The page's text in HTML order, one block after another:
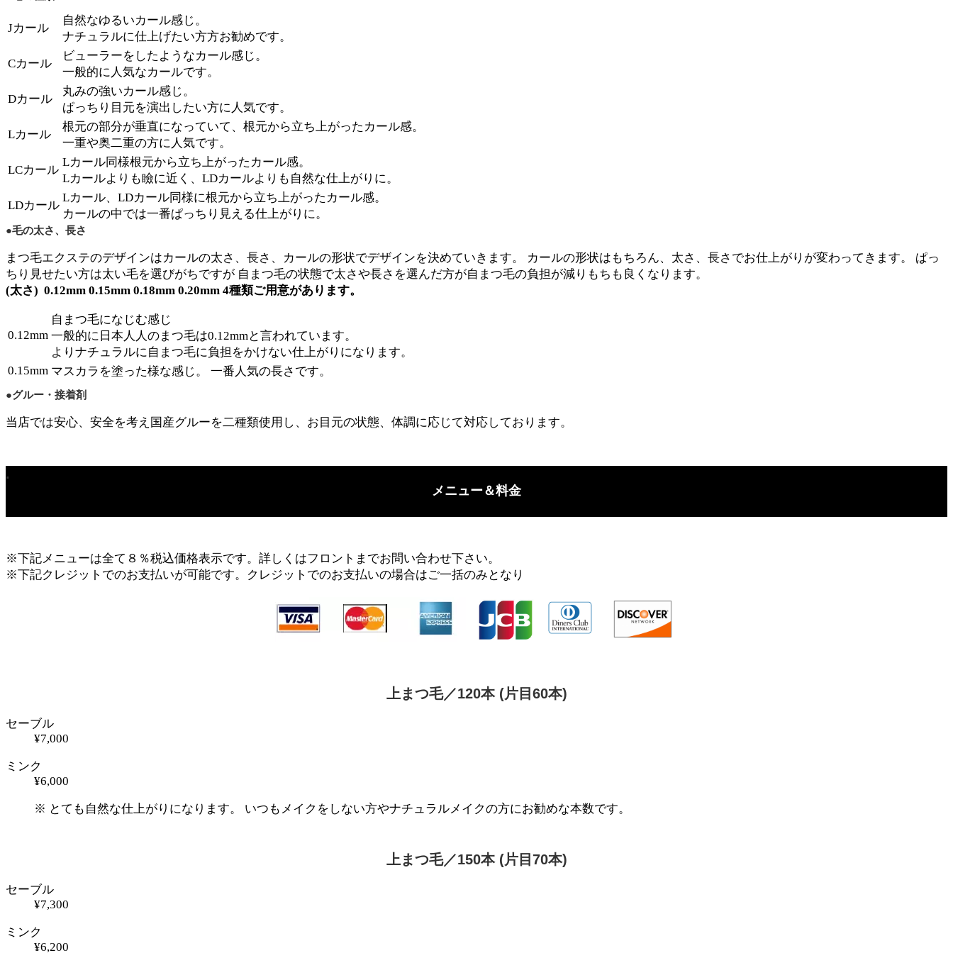
Jカール
自然なゆるいカール感じ。
ナチュラルに仕上げたい⽅方お勧めです。
Cカール
ビューラーをしたようなカール感じ。
一般的に人気なカールです。
Dカール
丸みの強いカール感じ。
ぱっちり目元を演出したい方に人気です。
Lカール
根元の部分が垂直になっていて、根元から立ち上がったカール感。
一重や奥二重の方に人気です。
LCカール
Lカール同様根元から立ち上がったカール感。
Lカールよりも瞼に近く、LDカールよりも自然な仕上がりに。
LDカール
Lカール、LDカール同様に根元から立ち上がったカール感。
カールの中では一番ぱっちり見える仕上がりに。
●毛の太さ、長さ
まつ⽑エクステのデザインはカールの太さ、長さ、カールの形状でデザインを決めていきます。 カールの形状はもちろん、太さ、⾧さでお仕上がりが変わってきます。 ぱっ
ちり⾒せたい方は太い⽑を選びがちですが ⾃まつ毛の状態で太さや長さを選んだ方が自まつ毛の負担が減りもちも良くなります。
(太さ) 0.12mm 0.15mm 0.18mm 0.20mm 4種類ご用意があります。
0.12mm
自まつ毛になじむ感じ
一般的に日本⼈人のまつ⽑は0.12mmと言われています。
よりナチュラルに自まつ毛に負担をかけない仕上がりになります。
0.15mm マスカラを塗った様な感じ。 一番人気の長さです。
●グルー・接着剤
当店では安⼼、安全を考え国産グルーを二種類使用し、お⽬元の状態、体調に応じて対応しております。
.
メニュー＆料金
※下記メニューは全て８％税込価格表示です。詳しくはフロントまでお問い合わせ下さい。
※下記クレジットでのお支払いが可能です。クレジットでのお支払いの場合はご一括のみとなり
上まつ⽑／120本 (⽚目60本)
セーブル
¥7,000
ミンク
¥6,000
※ とても⾃然な仕上がりになります。 いつもメイクをしない方やナチュラルメイクの方にお勧めな本数です。
上まつ⽑／150本 (⽚目70本)
セーブル
¥7,300
ミンク
¥6,200